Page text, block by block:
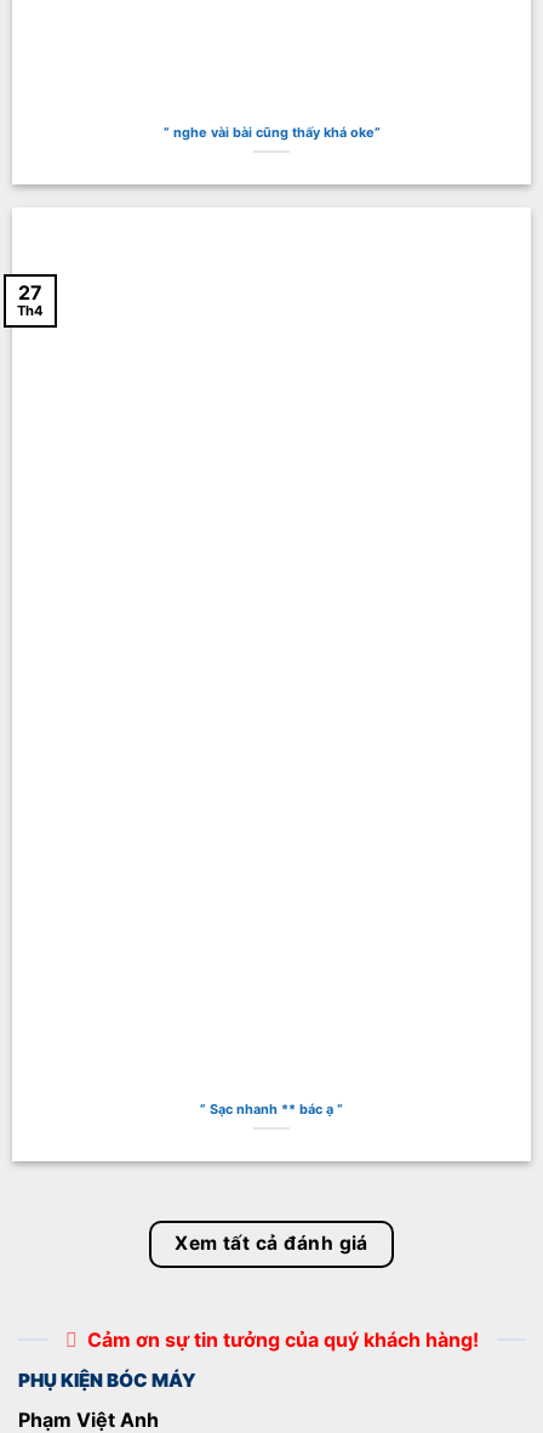
” nghe vài bài cũng thấy khá oke”
” Sạc nhanh ** bác ạ “
27
Th4
Xem tất cả đánh giá
Cảm ơn sự tin tưởng của quý khách hàng!
PHỤ KIỆN BÓC MÁY
Phạm Việt Anh